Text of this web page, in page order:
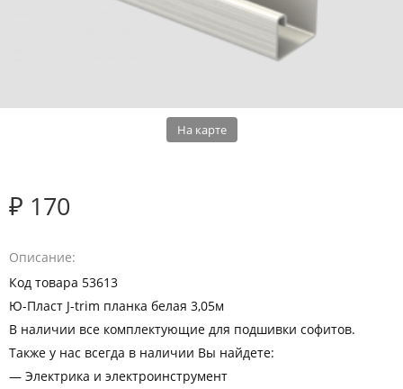
На карте
₽ 170
Описание
Код товара 53613
Ю-Пласт J-trim планка белая 3,05м
В наличии все комплектующие для подшивки софитов.
Также у нас всегда в наличии Вы найдете:
— Электрика и электроинструмент